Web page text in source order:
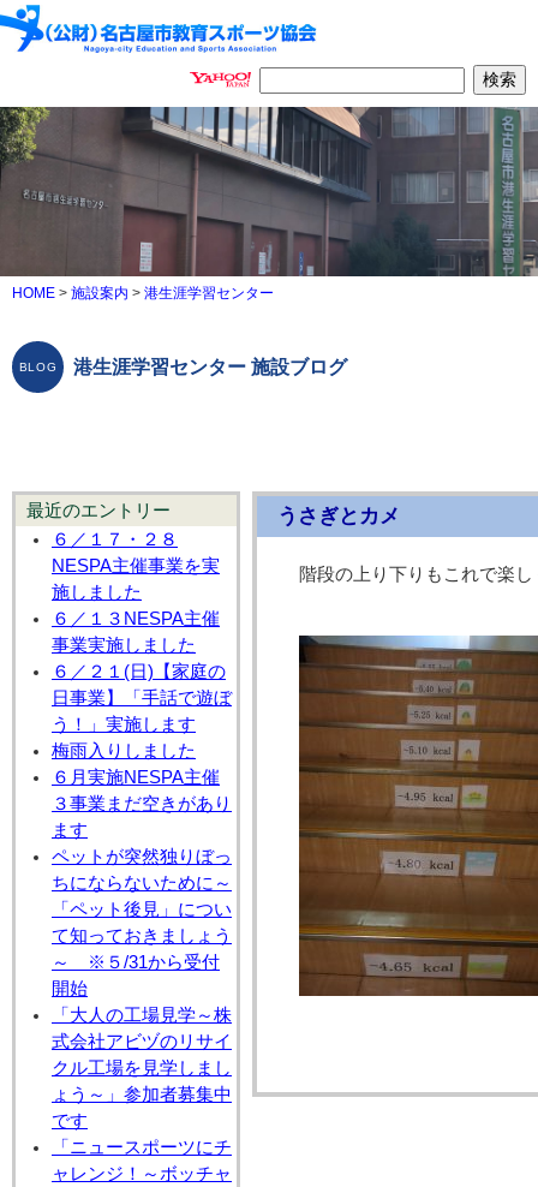
HOME > 施設案内 > 港生涯学習センター
港生涯学習センター 施設ブログ
最近のエントリー
６／１７・２８
NESPA主催事業を実
施しました
６／１３NESPA主催
事業実施しました
６／２１(日)【家庭の
日事業】「手話で遊ぼ
う！」実施します
梅雨入りしました
６月実施NESPA主催
３事業まだ空きがあり
ます
ペットが突然独りぼっ
ちにならないために～
「ペット後見」につい
て知っておきましょう
～ ※５/31から受付
開始
「大人の工場見学～株
式会社アビヅのリサイ
クル工場を見学しまし
ょう～」参加者募集中
です
「ニュースポーツにチ
ャレンジ！～ボッチャ
うさぎとカメ
階段の上り下りもこれで楽し